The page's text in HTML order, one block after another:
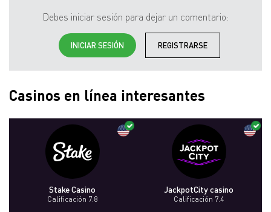
Debes iniciar sesión para dejar un comentario:
INICIAR SESIÓN REGISTRARSE
Casinos en línea interesantes
Stake Casino
Calificación 7.8
JackpotCity casino
Calificación 7.4